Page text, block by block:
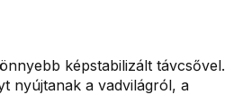
képstabilizált távcsővel.
nyújtanak a vadvilágról, a